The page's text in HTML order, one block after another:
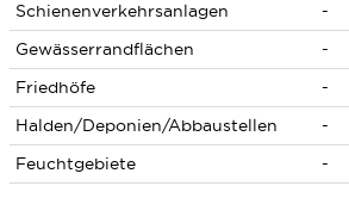
Schienenverkehrsanlagen
-
Gewässerrandflächen
-
Friedhöfe
-
Halden/Deponien/Abbaustellen
-
Feuchtgebiete
-